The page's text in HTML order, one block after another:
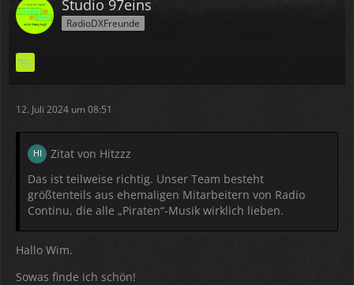
Studio 97eins
RadioDXFreunde
12. Juli 2024 um 08:51
Zitat von Hitzzz
Das ist teilweise richtig. Unser Team besteht
größtenteils aus ehemaligen Mitarbeitern von Radio
Continu, die alle „Piraten“-Musik wirklich lieben.
Hallo Wim.
Sowas finde ich schön!